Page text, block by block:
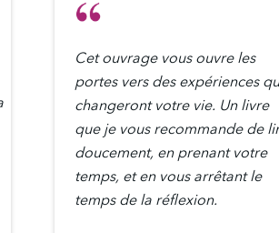
Cet ouvrage vous ouvre les
portes vers des expériences
changeront votre vie. Un livre
que je vous recommande de
doucement, en prenant votre
temps, et en vous arrêtant le
temps de la réflexion.